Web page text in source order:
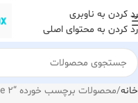
رد کردن به ناوبری
رد کردن به محتوای اصلی
خانه محصولات برچسب خورده “Galaxy Watch Active 2”